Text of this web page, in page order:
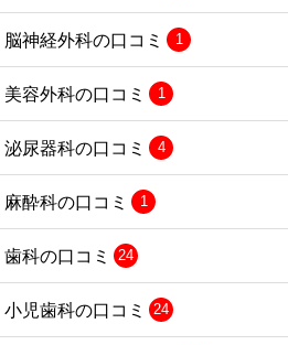
脳神経外科の口コミ 1
美容外科の口コミ 1
泌尿器科の口コミ 4
麻酔科の口コミ 1
歯科の口コミ 24
小児歯科の口コミ 24